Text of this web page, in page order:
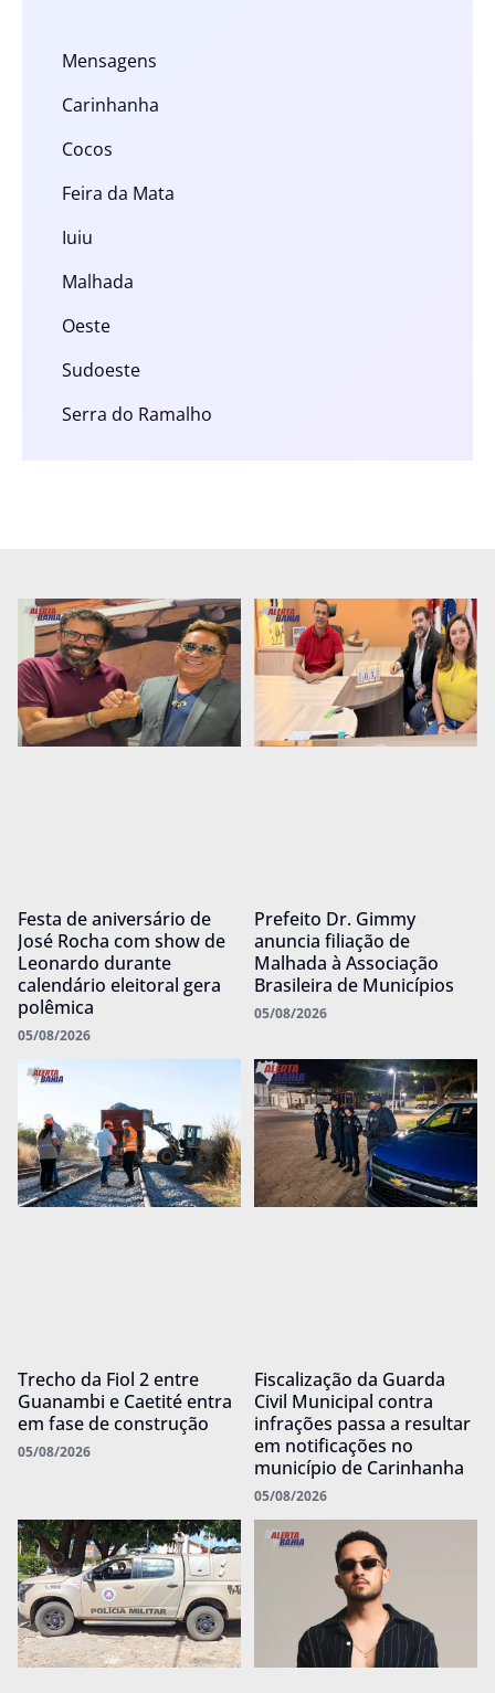
Mensagens
Carinhanha
Cocos
Feira da Mata
Iuiu
Malhada
Oeste
Sudoeste
Serra do Ramalho
Festa de aniversário de
José Rocha com show de
Leonardo durante
calendário eleitoral gera
polêmica
05/08/2026
Prefeito Dr. Gimmy
anuncia filiação de
Malhada à Associação
Brasileira de Municípios
05/08/2026
Trecho da Fiol 2 entre
Guanambi e Caetité entra
em fase de construção
05/08/2026
Fiscalização da Guarda
Civil Municipal contra
infrações passa a resultar
em notificações no
município de Carinhanha
05/08/2026